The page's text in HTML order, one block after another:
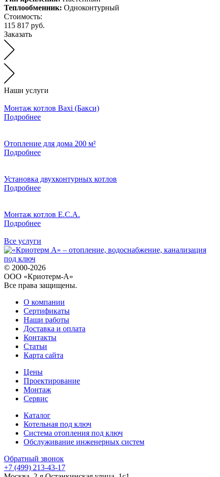
Теплообменник: Одноконтурный
Стоимость:
115 817 руб.
Заказать
Наши услуги
Монтаж котлов Baxi (Бакси)
Подробнее
Отопление для дома 200 м²
Подробнее
Установка двухконтурных котлов
Подробнее
Монтаж котлов E.C.A.
Подробнее
Все услуги
© 2000-2026
ООО «Криотерм-А»
Все права защищены.
О компании
Сертификаты
Наши работы
Доставка и оплата
Контакты
Статьи
Карта сайта
Цены
Проектирование
Монтаж
Сервис
Каталог
Котельная под ключ
Система отопления под ключ
Обслуживание инженерных систем
Обратный звонок
+7 (499) 213-43-17